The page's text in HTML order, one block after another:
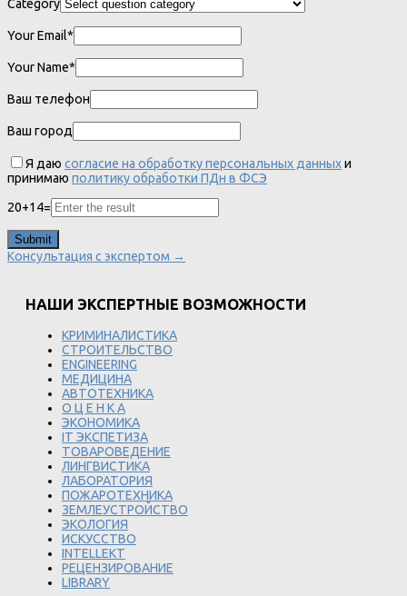
Category
Your Email*
Your Name*
Ваш телефон
Ваш город
Я даю согласие на обработку персональных данныхи
принимаю политику обработки ПДн в ФСЭ
20+14=
Консультация с экспертом →
НАШИ ЭКСПЕРТНЫЕ ВОЗМОЖНОСТИ
КРИМИНАЛИСТИКА
СТРОИТЕЛЬСТВО
ENGINEERING
МЕДИЦИНА
АВТОТЕХНИКА
О Ц Е Н К А
ЭКОНОМИКА
IT ЭКСПЕТИЗА
ТОВАРОВЕДЕНИЕ
ЛИНГВИСТИКА
ЛАБОРАТОРИЯ
ПОЖАРОТЕХНИКА
ЗЕМЛЕУСТРОЙСТВО
ЭКОЛОГИЯ
ИСКУССТВО
INTELLEKT
РЕЦЕНЗИРОВАНИЕ
LIBRARY